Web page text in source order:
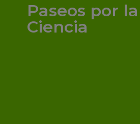
Paseos por la
Ciencia